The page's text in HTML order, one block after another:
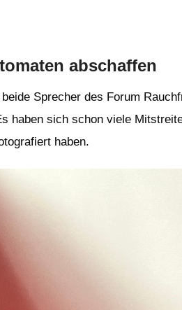
abschaffen
Sprecher des Forum
haben sich schon viele
haben.